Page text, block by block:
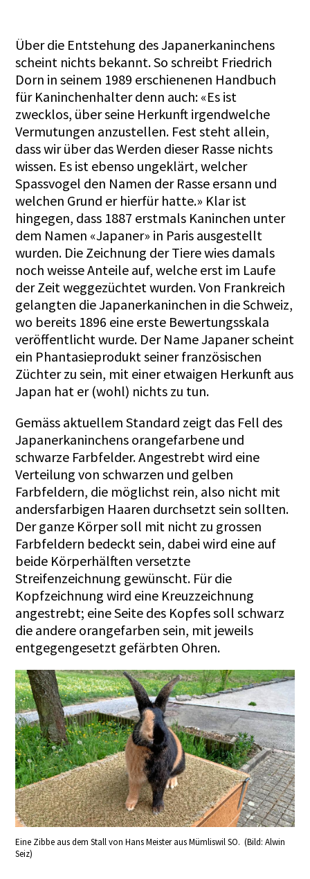
Über die Entstehung des Japanerkaninchens
scheint nichts bekannt. So schreibt Friedrich
Dorn in seinem 1989 erschienenen Handbuch
für Kaninchenhalter denn auch: «Es ist
zwecklos, über seine Herkunft irgendwelche
Vermutungen anzustellen. Fest steht allein,
dass wir über das Werden dieser Rasse nichts
wissen. Es ist ebenso ungeklärt, welcher
Spassvogel den Namen der Rasse ersann und
welchen Grund er hierfür hatte.» Klar ist
hingegen, dass 1887 erstmals Kaninchen unter
dem Namen «Japaner» in Paris ausgestellt
wurden. Die Zeichnung der Tiere wies damals
noch weisse Anteile auf, welche erst im Laufe
der Zeit weggezüchtet wurden. Von Frankreich
gelangten die Japanerkaninchen in die Schweiz,
wo bereits 1896 eine erste Bewertungsskala
veröffentlicht wurde. Der Name Japaner scheint
ein Phantasieprodukt seiner französischen
Züchter zu sein, mit einer etwaigen Herkunft aus
Japan hat er (wohl) nichts zu tun.
Gemäss aktuellem Standard zeigt das Fell des
Japanerkaninchens orangefarbene und
schwarze Farbfelder. Angestrebt wird eine
Verteilung von schwarzen und gelben
Farbfeldern, die möglichst rein, also nicht mit
andersfarbigen Haaren durchsetzt sein sollten.
Der ganze Körper soll mit nicht zu gros­sen
Farbfeldern bedeckt sein, dabei wird eine auf
beide Körperhälften versetzte
Streifenzeichnung gewünscht. Für die
Kopfzeichnung wird eine Kreuzzeichnung
angestrebt; eine Seite des Kopfes soll schwarz
die andere orangefarben sein, mit jeweils
entgegengesetzt gefärbten Ohren.
Eine Zibbe aus dem Stall von Hans Meister aus Mümliswil SO. (Bild: Alwin
Seiz)